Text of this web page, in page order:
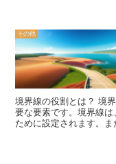
済期間を短縮し、利息
画を立てる際には、繰
う。ただし、自分の経済
イミングで行うことが重
施設なども建設するこ
施設が近くに揃っているた
ニ種住居地域では建物の
建物が多く、高層ビルや
は、景観や環境への配慮
により、地域の雰囲気や風
居地域は、都市の中心部
特徴の一つです。駅やバ
しやすいため、通勤や
た、周辺には商業施設
その他
境界線の役割とは？ 境界線は、リフォームや建築において非常に重
要な要素です。境界線
ために設定されます。